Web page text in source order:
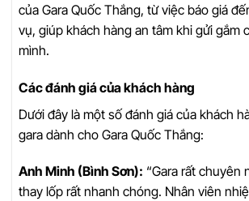
của Gara Quốc Thắng, từ việc báo giá
vụ, giúp khách hàng an tâm khi gửi gắm
mình.
Các đánh giá của khách hàng
Dưới đây là một số đánh giá của khách
gara dành cho Gara Quốc Thắng:
Anh Minh (Bình Sơn): “Gara rất chuyên
thay lốp rất nhanh chóng. Nhân viên